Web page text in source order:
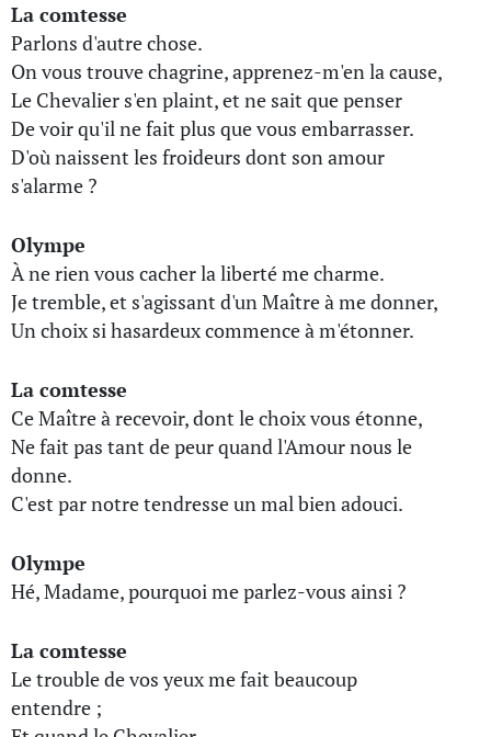
La comtesse
Parlons d'autre chose.
On vous trouve chagrine, apprenez-m'en la cause,
Le Chevalier s'en plaint, et ne sait que penser
De voir qu'il ne fait plus que vous embarrasser.
D'où naissent les froideurs dont son amour
s'alarme ?
Olympe
À ne rien vous cacher la liberté me charme.
Je tremble, et s'agissant d'un Maître à me donner,
Un choix si hasardeux commence à m'étonner.
La comtesse
Ce Maître à recevoir, dont le choix vous étonne,
Ne fait pas tant de peur quand l'Amour nous le
donne.
C'est par notre tendresse un mal bien adouci.
Olympe
Hé, Madame, pourquoi me parlez-vous ainsi ?
La comtesse
Le trouble de vos yeux me fait beaucoup
entendre ;